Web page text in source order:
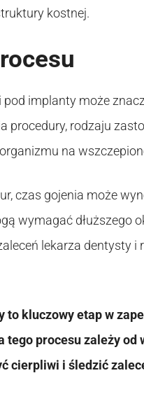
kostnej.
implanty może
procedury, rodzaju
na
czas gojenia może
wymagać dłuższego
lekarza dentysty
to kluczowy etap w
tego procesu zależy
cierpliwi i śledzić